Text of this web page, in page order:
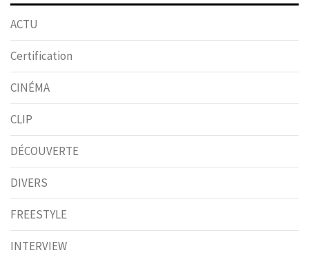
ACTU
Certification
CINÉMA
CLIP
DÉCOUVERTE
DIVERS
FREESTYLE
INTERVIEW